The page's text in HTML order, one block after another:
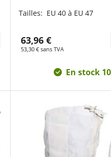
Tailles: EU 40 à EU 47
63,96 €
53,30 € sans TVA
En stock